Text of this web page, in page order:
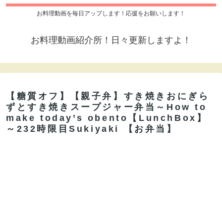
お料理動画を毎日アップします！応援をお願いします！
お料理動画紹介所！日々更新しますよ！
【糖質オフ】【親子弁】すき焼きおにぎら
ずとすき焼きスープジャー弁当～How to
make today’s obento【LunchBox】
～232時限目Sukiyaki 【お弁当】